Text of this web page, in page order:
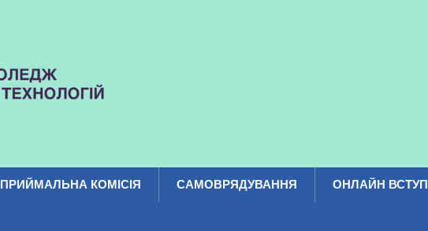
ПРИЙМАЛЬНА КОМІСІЯ САМОВРЯДУВАННЯ ОНЛАЙН ВСТУП